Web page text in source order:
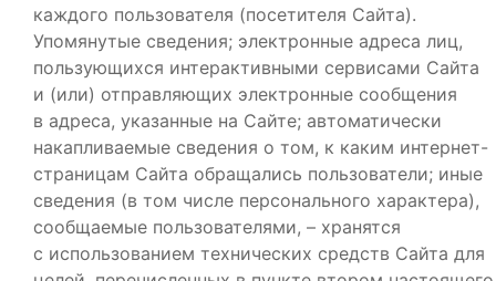
каждого пользователя (посетителя Сайта).
Упомянутые сведения; электронные адреса лиц,
пользующихся интерактивными сервисами Сайта
и (или) отправляющих электронные сообщения
в адреса, указанные на Сайте; автоматически
накапливаемые сведения о том, к каким интернет-
страницам Сайта обращались пользователи; иные
сведения (в том числе персонального характера),
сообщаемые пользователями, – хранятся
с использованием технических средств Сайта для